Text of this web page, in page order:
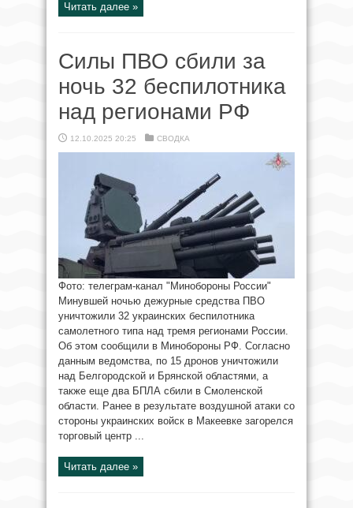
Читать далее »
Силы ПВО сбили за
ночь 32 беспилотника
над регионами РФ
12.10.2025 20:25 СВОДКА
Фото: телеграм-канал "Минобороны России"
Минувшей ночью дежурные средства ПВО
уничтожили 32 украинских беспилотника
самолетного типа над тремя регионами России.
Об этом сообщили в Минобороны РФ. Согласно
данным ведомства, по 15 дронов уничтожили
над Белгородской и Брянской областями, а
также еще два БПЛА сбили в Смоленской
области. Ранее в результате воздушной атаки со
стороны украинских войск в Макеевке загорелся
торговый центр ...
Читать далее »